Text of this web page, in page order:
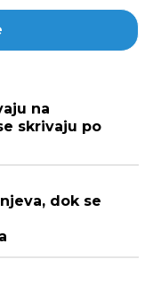
na
skrivaju po
dok se